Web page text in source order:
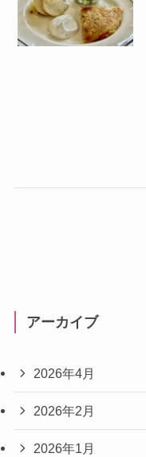
アーカイブ
2026年4月
2026年2月
2026年1月